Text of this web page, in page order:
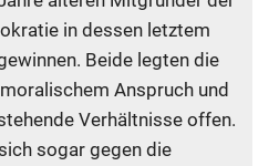
in dessen letztem
Beide legten die
Anspruch und
Verhältnisse offen.
sogar gegen die